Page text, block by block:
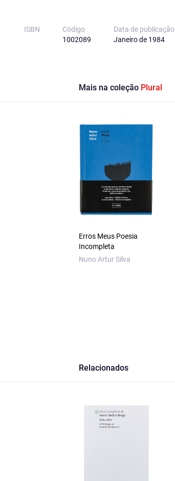
ISBN
Código
1002089
Data de publicação
Janeiro de 1984
Mais na coleção Plural
Erros Meus Poesia
Incompleta
Nuno Artur Silva
Relacionados